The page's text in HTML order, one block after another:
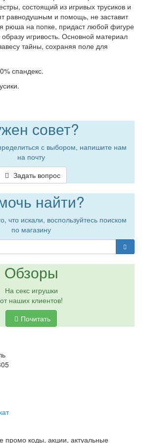
состоящий из игривых трусиков и
равнодушным и помощь, не заставит
рюша на попке, придаст любой фигуре
игривость. Основной материал
тайны, сохраняя поле для
спандекс.
совет?
с выбором, напишите нам
на почту
Задать вопрос
найти?
что искали, воспользуйтесь поиском
по магазину
Обзоры
На секс игрушки
от наших клиентов!
Почитать
промо коды, акции, актуальные